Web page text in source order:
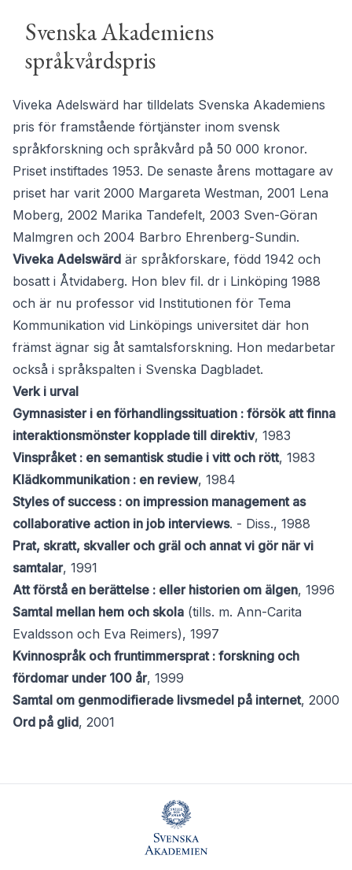
Svenska Akademiens
språkvårdspris
Viveka Adelswärd har tilldelats Svenska Akademiens
pris för framstående förtjänster inom svensk
språkforskning och språkvård på 50 000 kronor.
Priset instiftades 1953. De senaste årens mottagare av
priset har varit 2000 Margareta Westman, 2001 Lena
Moberg, 2002 Marika Tandefelt, 2003 Sven-Göran
Malmgren och 2004 Barbro Ehrenberg-Sundin.
Viveka Adelswärd är språkforskare, född 1942 och
bosatt i Åtvidaberg. Hon blev fil. dr i Linköping 1988
och är nu professor vid Institutionen för Tema
Kommunikation vid Linköpings universitet där hon
främst ägnar sig åt samtalsforskning. Hon medarbetar
också i språkspalten i Svenska Dagbladet.
Verk i urval
Gymnasister i en förhandlingssituation : försök att finna
interaktionsmönster kopplade till direktiv, 1983
Vinspråket : en semantisk studie i vitt och rött, 1983
Klädkommunikation : en review, 1984
Styles of success : on impression management as
collaborative action in job interviews. - Diss., 1988
Prat, skratt, skvaller och gräl och annat vi gör när vi
samtalar, 1991
Att förstå en berättelse : eller historien om älgen, 1996
Samtal mellan hem och skola (tills. m. Ann-Carita
Evaldsson och Eva Reimers), 1997
Kvinnospråk och fruntimmersprat : forskning och
fördomar under 100 år, 1999
Samtal om genmodifierade livsmedel på internet, 2000
Ord på glid, 2001